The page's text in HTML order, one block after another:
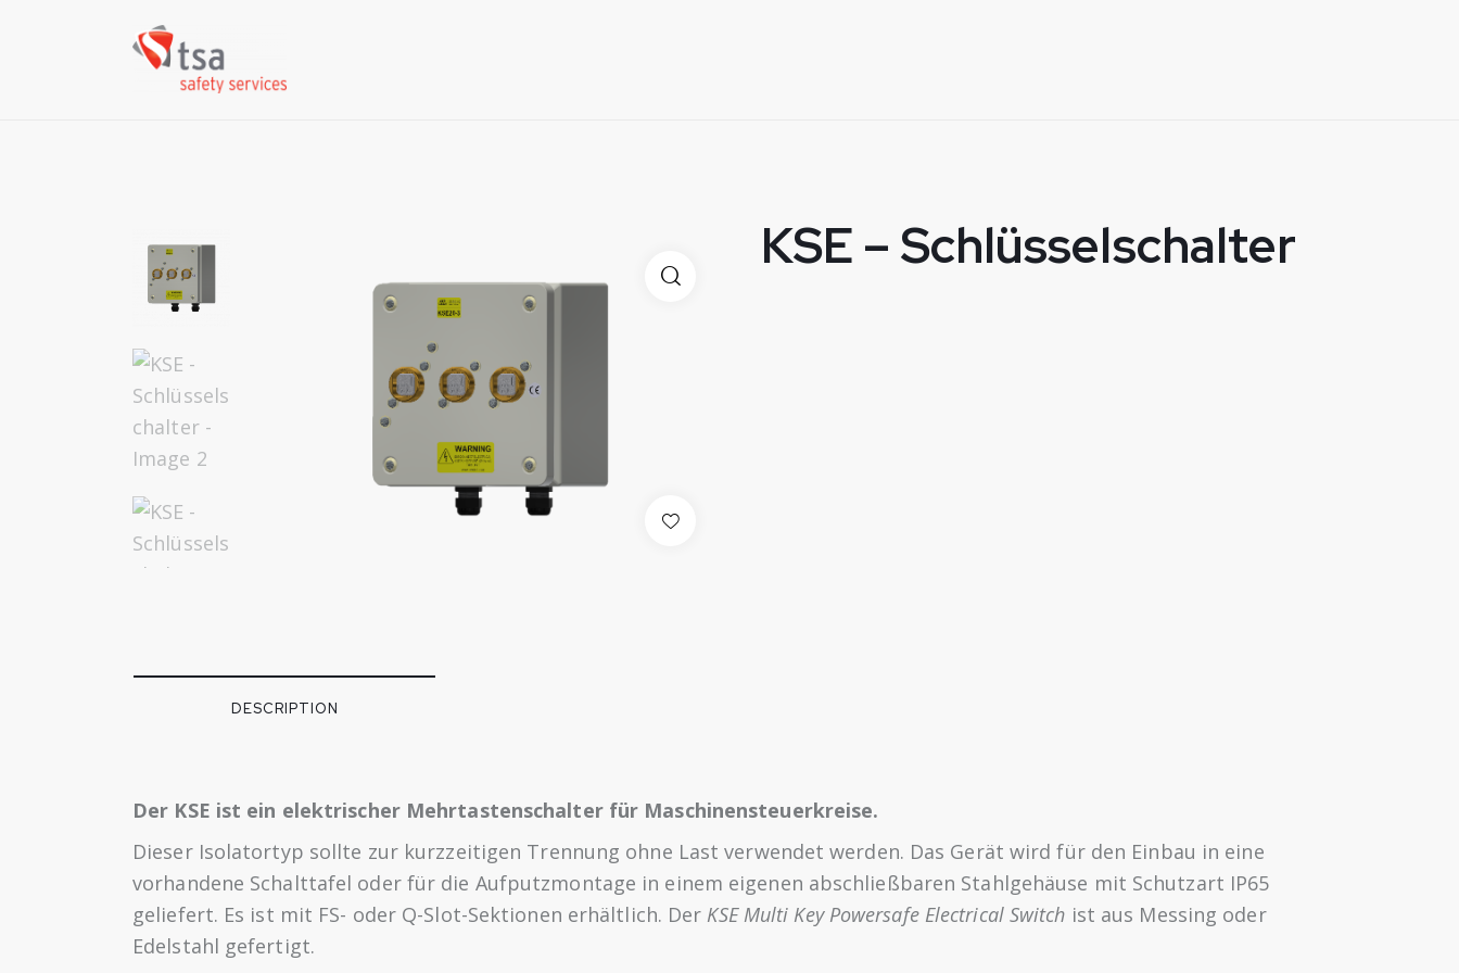
KSE – Schlüsselschalter
DESCRIPTION
Der KSE ist ein elektrischer Mehrtastenschalter für Maschinensteuerkreise.
Dieser Isolatortyp sollte zur kurzzeitigen Trennung ohne Last verwendet werden. Das Gerät wird für den Einbau in eine
vorhandene Schalttafel oder für die Aufputzmontage in einem eigenen abschließbaren Stahlgehäuse mit Schutzart IP65
geliefert. Es ist mit FS- oder Q-Slot-Sektionen erhältlich. Der KSE Multi Key Powersafe Electrical Switch ist aus Messing oder
Edelstahl gefertigt.